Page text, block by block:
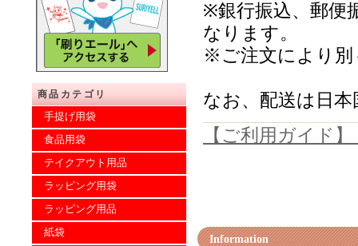
商品カテゴリ
手提げ用袋
食品用袋
テイクアウト用品
ラッピング用袋
ラッピング用品
紙袋
※銀行振込、郵便
なります。
※ご注文により別
なお、配送は日
【ご利用ガイド
Information